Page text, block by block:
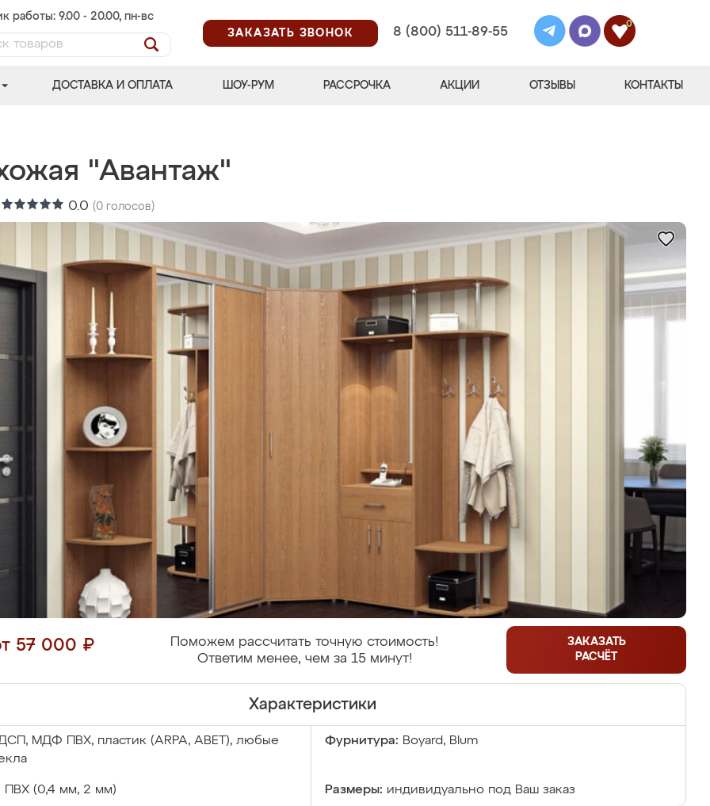
работы: 9.00 - 20.00, пн-вс
ЗАКАЗАТЬ ЗВОНОК
8 (800) 511-89-55
0
ДОСТАВКА И ОПЛАТА ШОУ-РУМ РАССРОЧКА АКЦИИ ОТЗЫВЫ КОНТАКТЫ
"Авантаж"
0.0 (0 голосов)
57 000 ₽
Поможем рассчитать точную стоимость!
Ответим менее, чем за 15 минут!
ЗАКАЗАТЬ
РАСЧЁТ
Характеристики
МДФ ПВХ, пластик (ARPA, ABET), любые
Фурнитура: Boyard, Blum
ПВХ (0,4 мм, 2 мм) Размеры: индивидуально под Ваш заказ